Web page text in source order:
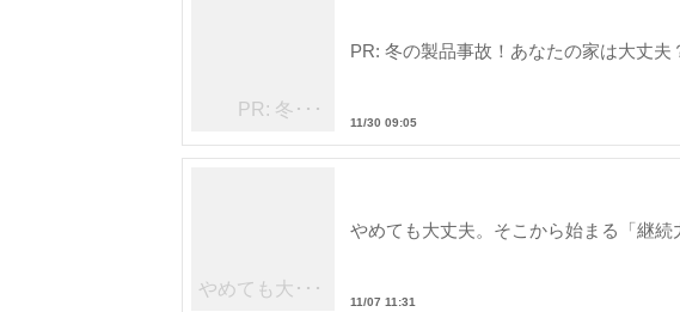
PR: 冬･･･
PR: 冬の製品事故！あなたの家は大丈夫
11/30 09:05
やめても大･･･
やめても大丈夫。そこから始まる「継続
11/07 11:31